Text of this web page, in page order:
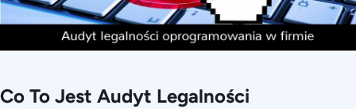
Co To Jest Audyt Legalności